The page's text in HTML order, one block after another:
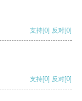
支持[0] 反对[0]
支持[0] 反对[0]